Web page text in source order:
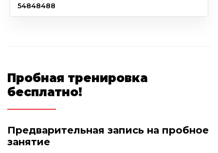
54848488
Пробная тренировка
бесплатно!
Предварительная запись на пробное
занятие